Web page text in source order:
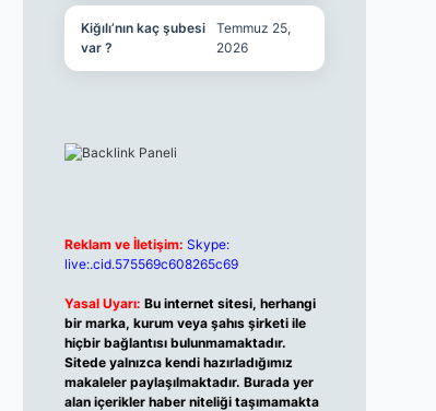
Kiğılı’nın kaç şubesi
var ?
Temmuz 25,
2026
Reklam ve İletişim: Skype:
live:.cid.575569c608265c69
Yasal Uyarı: Bu internet sitesi, herhangi
bir marka, kurum veya şahıs şirketi ile
hiçbir bağlantısı bulunmamaktadır.
Sitede yalnızca kendi hazırladığımız
makaleler paylaşılmaktadır. Burada yer
alan içerikler haber niteliği taşımamakta